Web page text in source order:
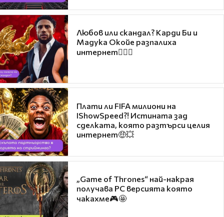
Любов или скандал? Карди Би и
Мадука Окойе разпалиха
интернет❤️‍🔥🔥
Плати ли FIFA милиони на
IShowSpeed?! Истината зад
сделката, която разтърси целия
интернет🤑💥
„Game of Thrones“ най-накрая
получава PC версията която
чакахме🎮🤩